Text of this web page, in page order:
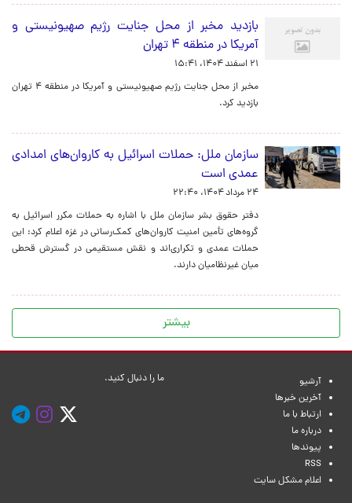
بازدید مخبر از محل جنایت رژیم صهیونیستی و
آمریکا در منطقه ۴ تهران
۲۱ اسفند ۱۴۰۴، ۱۵:۴۱
مخبر از محل جنایت رژیم صهیونیستی و آمریکا در منطقه ۴ تهران
بازدید کرد.
سازمان ملل: حملات اسرائیل به کاروان‌های امدادی
عمدی است
۲۴ مرداد ۱۴۰۴، ۲۲:۴۰
دفتر حقوق بشر سازمان ملل با اشاره به حملات مکرر اسرائیل به
گروه‌های تأمین امنیت کاروان‌های کمک‌رسانی در غزه اعلام کرد: این
حملات عمدی و تکراری‌اند و نقش مستقیمی در گسترش قحطی
میان غیرنظامیان دارند.
بیشتر
آرشیو
آخرین خبرها
ارتباط با ما
درباره ما
پیوندها
RSS
اعلام مشکل سایت
ما را دنبال کنید.